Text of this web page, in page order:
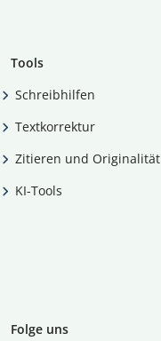
Tools
Schreibhilfen
Textkorrektur
Zitieren und Originalität
KI-Tools
Folge uns